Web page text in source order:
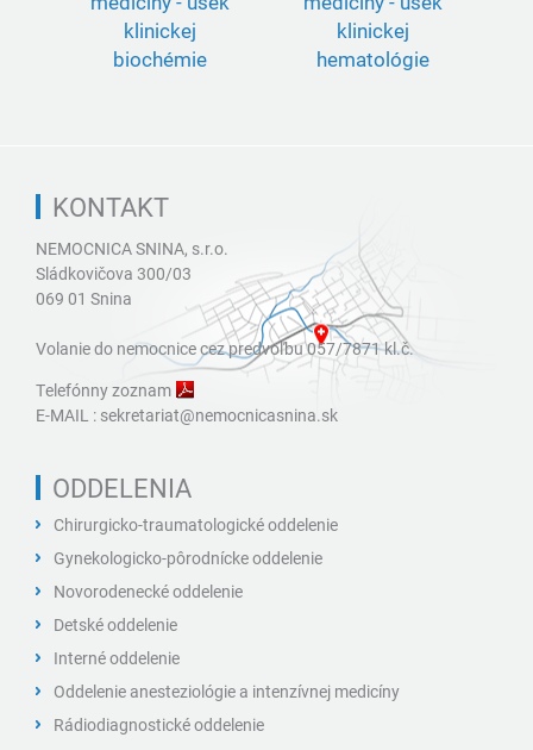
klinickej
biochémie
klinickej
hematológie
KONTAKT
NEMOCNICA SNINA, s.r.o.
Sládkovičova 300/03
069 01 Snina
Volanie do nemocnice cez predvoľbu 057/7871 kl.č.
Telefónny zoznam
E-MAIL : sekretariat@nemocnicasnina.sk
ODDELENIA
Chirurgicko-traumatologické oddelenie
Gynekologicko-pôrodnícke oddelenie
Novorodenecké oddelenie
Detské oddelenie
Interné oddelenie
Oddelenie anesteziológie a intenzívnej medicíny
Rádiodiagnostické oddelenie